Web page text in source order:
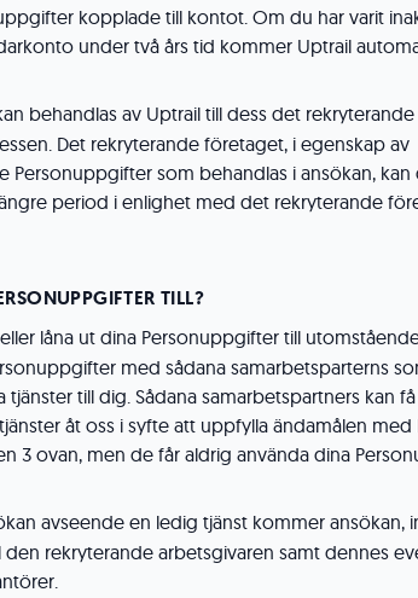
kopplade till kontot. Om du har varit
under två års tid kommer Uptrail
behandlas av Uptrail till dess det
Det rekryterande företaget, i egenskap av
Personuppgifter som behandlas i ansökan,
period i enlighet med det rekryterande
TILL?
låna ut dina Personuppgifter till
med sådana samarbetsparterns
tjänster till dig. Sådana samarbetspartners kan
åt oss i syfte att uppfylla ändamålen
3 ovan, men de får aldrig använda dina
avseende en ledig tjänst kommer ansökan,
rekryterande arbetsgivaren samt dennes